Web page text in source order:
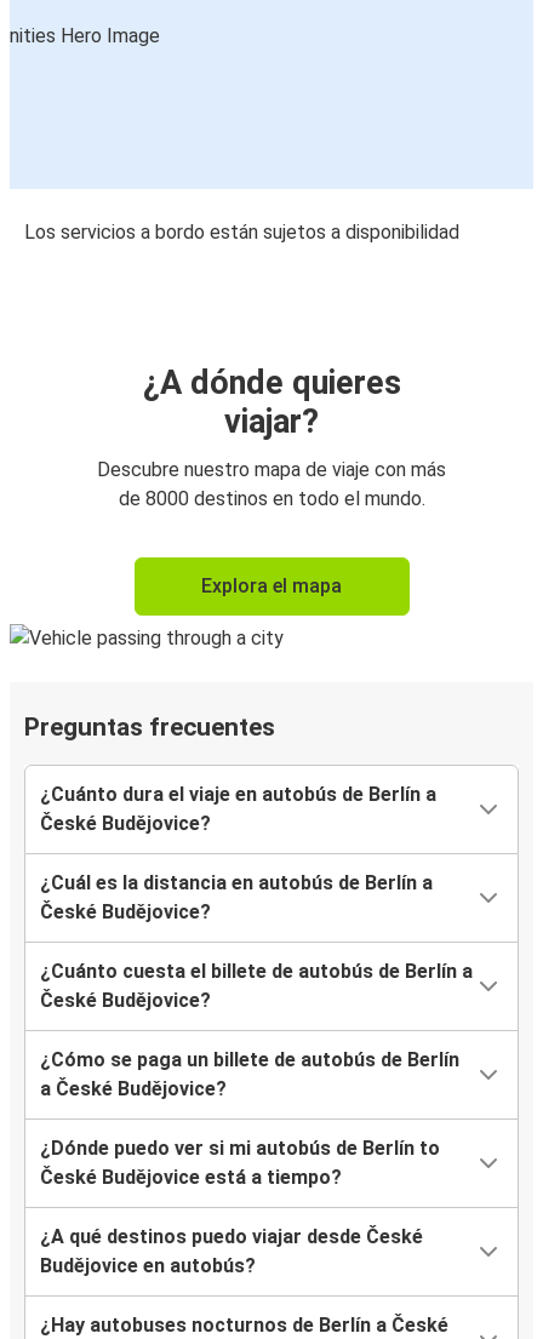
Los servicios a bordo están sujetos a disponibilidad
¿A dónde quieres
viajar?
Descubre nuestro mapa de viaje con más
de 8000 destinos en todo el mundo.
Explora el mapa
Preguntas frecuentes
¿Cuánto dura el viaje en autobús de Berlín a
České Budějovice?
¿Cuál es la distancia en autobús de Berlín a
České Budějovice?
¿Cuánto cuesta el billete de autobús de Berlín a
České Budějovice?
¿Cómo se paga un billete de autobús de Berlín
a České Budějovice?
¿Dónde puedo ver si mi autobús de Berlín to
České Budějovice está a tiempo?
¿A qué destinos puedo viajar desde České
Budějovice en autobús?
¿Hay autobuses nocturnos de Berlín a České